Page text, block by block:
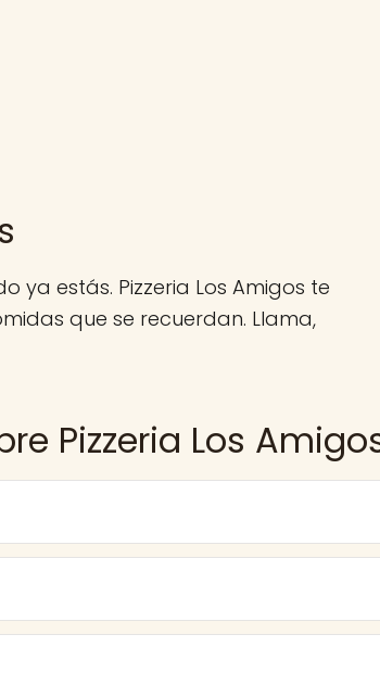
ya estás. Pizzeria Los Amigos te
que se recuerdan. Llama,
Pizzeria Los